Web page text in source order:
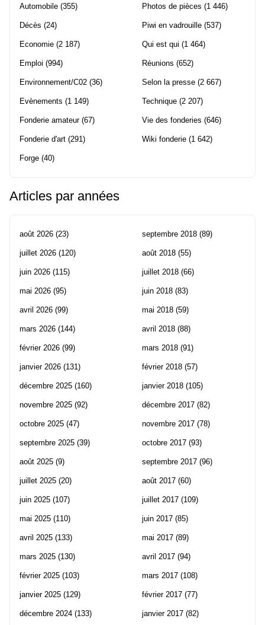
Automobile (355)
Décès (24)
Economie (2 187)
Emploi (994)
Environnement/C02 (36)
Evènements (1 149)
Fonderie amateur(67)
Fonderie d'art (291)
Forge (40)
Photos de pièces (1 446)
Piwi en vadrouille (537)
Qui est qui (1 464)
Réunions (652)
Selon la presse (2 667)
Technique (2 207)
Vie des fonderies (646)
Wiki fonderie (1 642)
Articles par années
août 2026 (23)
juillet 2026 (120)
juin 2026 (115)
mai 2026 (95)
avril 2026 (99)
mars 2026 (144)
février 2026 (99)
janvier 2026 (131)
décembre 2025 (160)
novembre 2025 (92)
octobre 2025 (47)
septembre 2025 (39)
août 2025 (9)
juillet 2025 (20)
juin 2025 (107)
mai 2025 (110)
avril 2025 (133)
mars 2025 (130)
février 2025 (103)
janvier 2025 (129)
décembre 2024 (133)
septembre 2018 (89)
août 2018 (55)
juillet 2018 (66)
juin 2018 (83)
mai 2018 (59)
avril 2018 (88)
mars 2018 (91)
février 2018 (57)
janvier 2018 (105)
décembre 2017 (82)
novembre 2017 (78)
octobre 2017 (93)
septembre 2017 (96)
août 2017 (60)
juillet 2017 (109)
juin 2017 (85)
mai 2017 (89)
avril 2017 (94)
mars 2017 (108)
février 2017 (77)
janvier 2017 (82)